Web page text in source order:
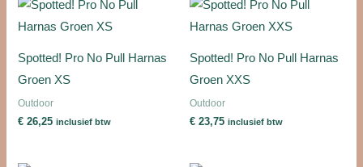
Spotted! Pro No Pull Harnas
Groen XS
Outdoor
€ 26,25 inclusief btw
Spotted! Pro No Pull Harnas
Groen XXS
Outdoor
€ 23,75 inclusief btw